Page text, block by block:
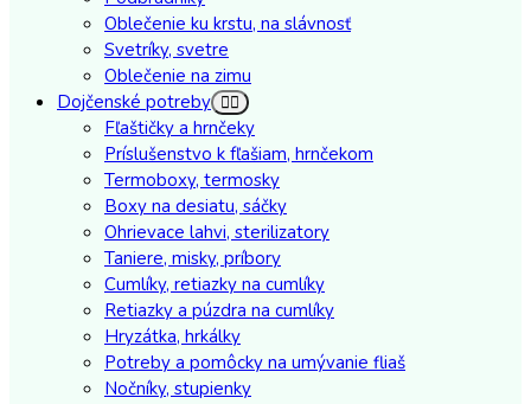
Oblečenie ku krstu, na slávnosť
Svetríky, svetre
Oblečenie na zimu
Dojčenské potreby
Fľaštičky a hrnčeky
Príslušenstvo k fľašiam, hrnčekom
Termoboxy, termosky
Boxy na desiatu, sáčky
Ohrievace lahvi, sterilizatory
Taniere, misky, príbory
Cumlíky, retiazky na cumlíky
Retiazky a púzdra na cumlíky
Hryzátka, hrkálky
Potreby a pomôcky na umývanie fliaš
Nočníky, stupienky